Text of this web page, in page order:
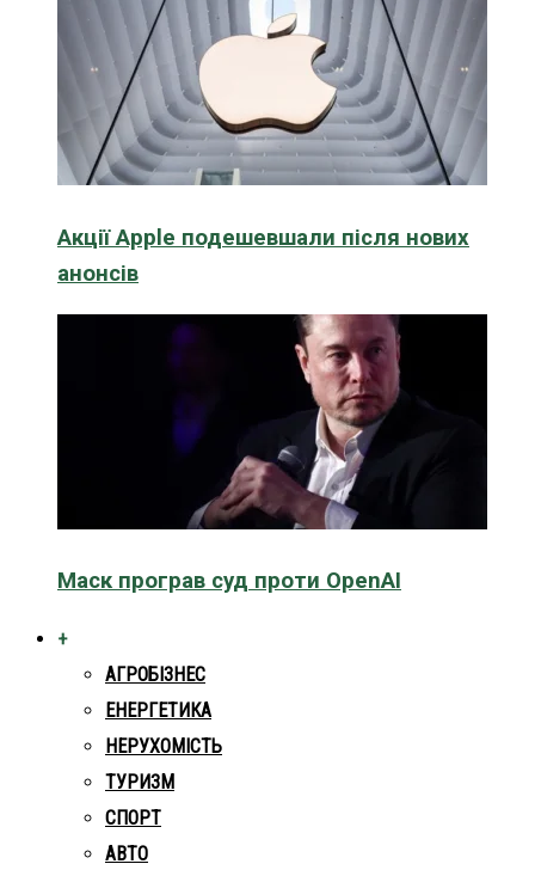
Акції Apple подешевшали після нових
анонсів
Маск програв суд проти OpenAI
+
АГРОБІЗНЕС
ЕНЕРГЕТИКА
НЕРУХОМІСТЬ
ТУРИЗМ
СПОРТ
АВТО